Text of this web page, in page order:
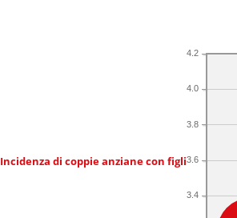
Incidenza di coppie anziane con figli
3.4
3.6
3.8
4.0
4.2